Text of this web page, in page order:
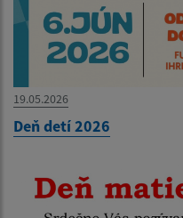
19.05.2026
Deň detí 2026